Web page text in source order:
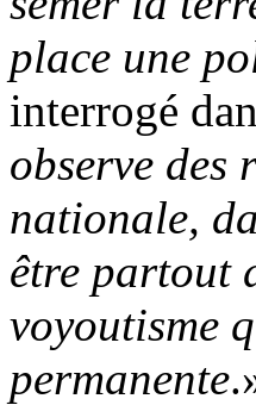
place une
interrogé
observe des
nationale,
être partout
voyoutisme
permanente